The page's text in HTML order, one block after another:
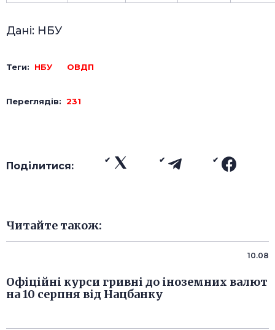
Дані: НБУ
Теги: НБУ ОВДП
Переглядів: 231
Поділитися:
Читайте також:
10.08
Офіційні курси гривні до іноземних валют
на 10 серпня від Нацбанку